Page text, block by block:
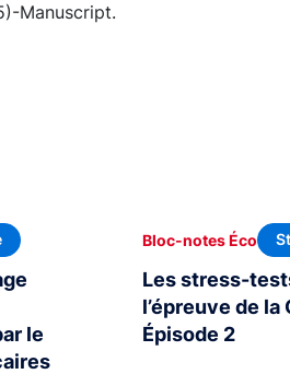
Manuscript.
le
Les stress-
l’épreuve de la
Épisode 2
Bloc-notes Éco